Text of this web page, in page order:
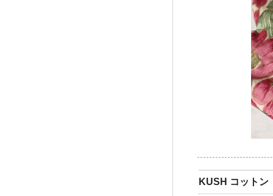
KUSH コットン